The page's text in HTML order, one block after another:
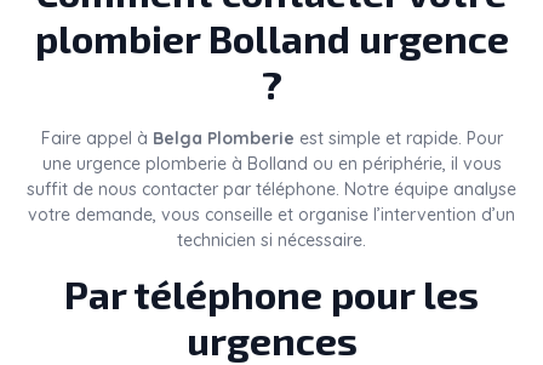
plombier Bolland urgence
?
Faire appel à Belga Plomberie est simple et rapide. Pour
une urgence plomberie à Bolland ou en périphérie, il vous
suffit de nous contacter par téléphone. Notre équipe analyse
votre demande, vous conseille et organise l’intervention d’un
technicien si nécessaire.
Par téléphone pour les
urgences